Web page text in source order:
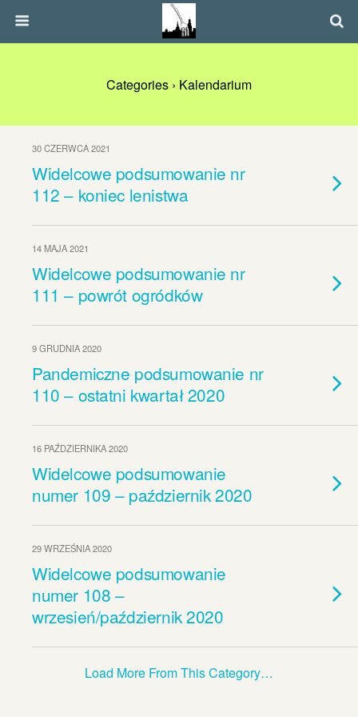
Categories › Kalendarium
30 CZERWCA 2021
Widelcowe podsumowanie nr
112 – koniec lenistwa
14 MAJA 2021
Widelcowe podsumowanie nr
111 – powrót ogródków
9 GRUDNIA 2020
Pandemiczne podsumowanie nr
110 – ostatni kwartał 2020
16 PAŹDZIERNIKA 2020
Widelcowe podsumowanie
numer 109 – październik 2020
29 WRZEŚNIA 2020
Widelcowe podsumowanie
numer 108 –
wrzesień/październik 2020
Load More From This Category…